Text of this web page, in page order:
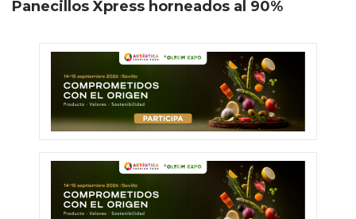
Panecillos Xpress horneados al 90%